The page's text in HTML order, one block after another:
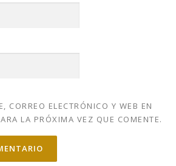
CORREO ELECTRÓNICO Y WEB EN
LA PRÓXIMA VEZ QUE COMENTE.